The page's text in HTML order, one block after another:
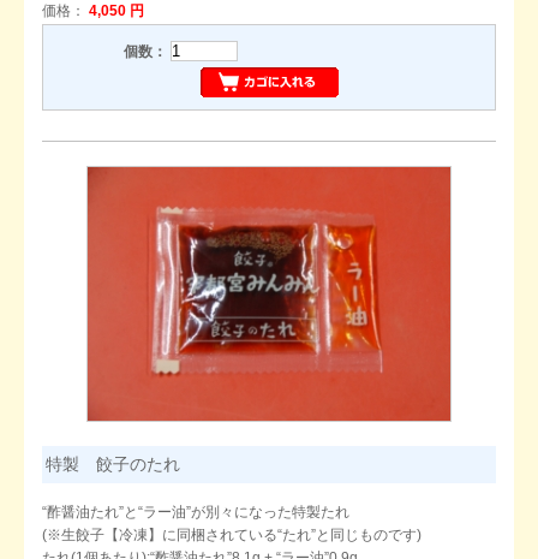
価格： 4,050 円
個数：
特製 餃子のたれ
“酢醤油たれ”と“ラー油”が別々になった特製たれ
(※生餃子【冷凍】に同梱されている“たれ”と同じものです)